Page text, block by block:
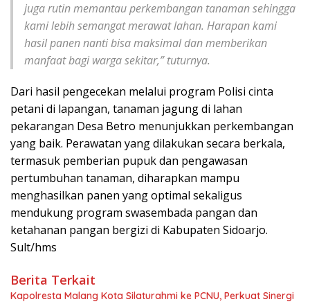
juga rutin memantau perkembangan tanaman sehingga
kami lebih semangat merawat lahan. Harapan kami
hasil panen nanti bisa maksimal dan memberikan
manfaat bagi warga sekitar,” tuturnya.
Dari hasil pengecekan melalui program Polisi cinta
petani di lapangan, tanaman jagung di lahan
pekarangan Desa Betro menunjukkan perkembangan
yang baik. Perawatan yang dilakukan secara berkala,
termasuk pemberian pupuk dan pengawasan
pertumbuhan tanaman, diharapkan mampu
menghasilkan panen yang optimal sekaligus
mendukung program swasembada pangan dan
ketahanan pangan bergizi di Kabupaten Sidoarjo.
Sult/hms
Berita Terkait
Kapolresta Malang Kota Silaturahmi ke PCNU, Perkuat Sinergi